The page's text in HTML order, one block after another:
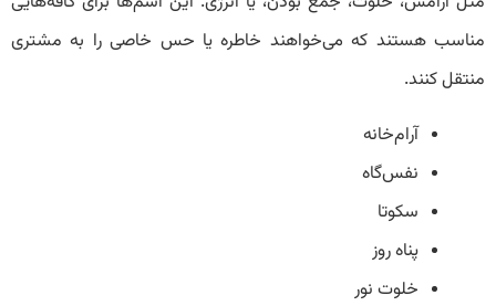
مناسب هستند که می‌خواهند خاطره یا حس خاصی را به مشتری
منتقل کنند.
آرام‌خانه
نفس‌گاه
سکوتا
پناه‌ روز
خلوت نور